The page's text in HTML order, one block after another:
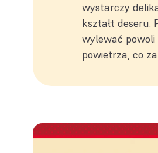
wystarczy
kształt deseru.
wylewać
powietrza, co